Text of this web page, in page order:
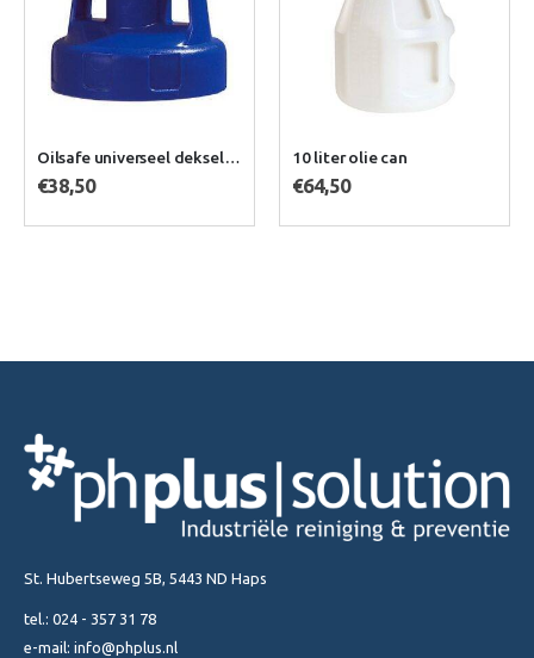
Oilsafe universeel deksel voor pomp in diverse kleuren 10 liter olie can
St. Hubertseweg 5B, 5443 ND Haps
tel.: 024 - 357 31 78
e-mail: info@phplus.nl